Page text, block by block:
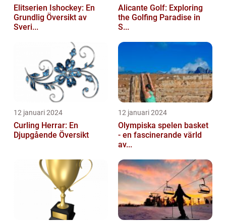
Elitserien Ishockey: En
Grundlig Översikt av
Sveri...
Alicante Golf: Exploring
the Golfing Paradise in
S...
12 januari 2024
Curling Herrar: En
Djupgående Översikt
12 januari 2024
Olympiska spelen basket
- en fascinerande värld
av...